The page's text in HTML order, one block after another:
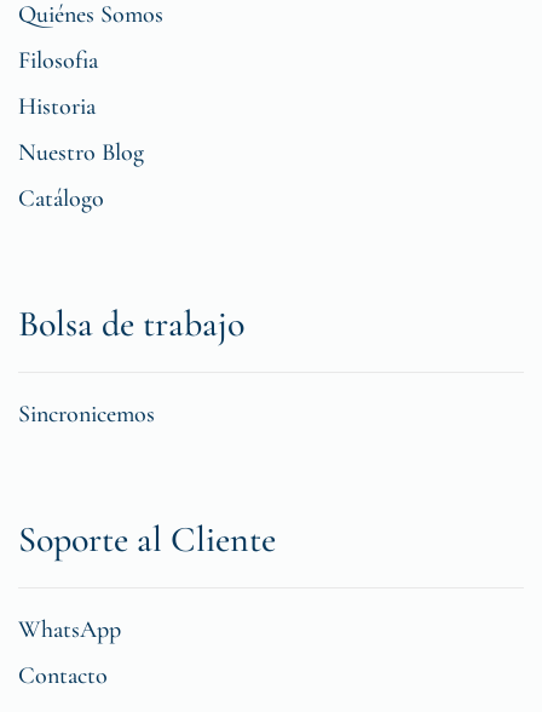
Quiénes Somos
Filosofia
Historia
Nuestro Blog
Catálogo
Bolsa de trabajo
Sincronicemos
Soporte al Cliente
WhatsApp
Contacto